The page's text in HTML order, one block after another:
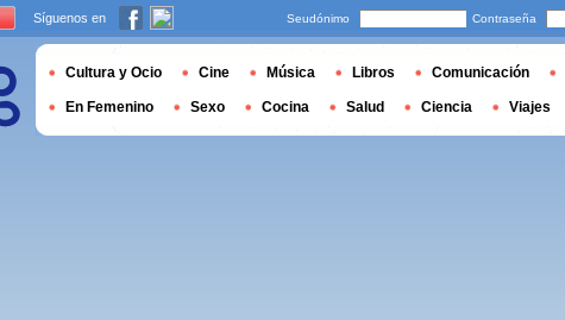
Síguenos en Seudónimo Contraseña
Cultura y Ocio Cine Música Libros Comunicación
En Femenino Sexo Cocina Salud Ciencia Viajes